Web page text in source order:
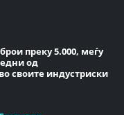
преку 5.000, меѓу
од
своите индустриски